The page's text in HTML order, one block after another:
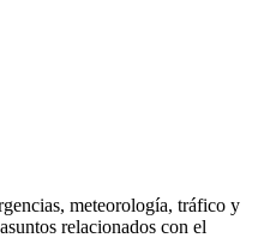
meteorología, tráfico y
relacionados con el